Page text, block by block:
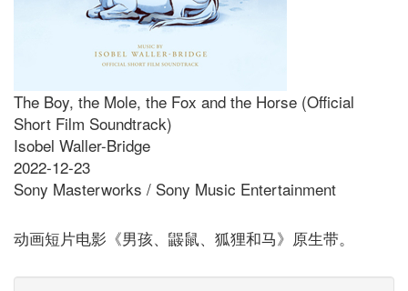
The Boy, the Mole, the Fox and the Horse (Official
Short Film Soundtrack)
Isobel Waller-Bridge
2022-12-23
Sony Masterworks / Sony Music Entertainment
动画短片电影《男孩、鼹鼠、狐狸和马》原生带。